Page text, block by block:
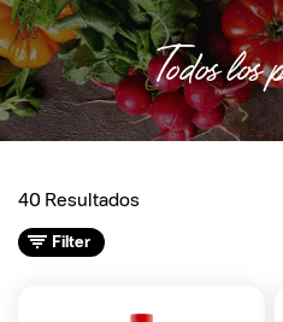
Todos los
40 Resultados
Filter